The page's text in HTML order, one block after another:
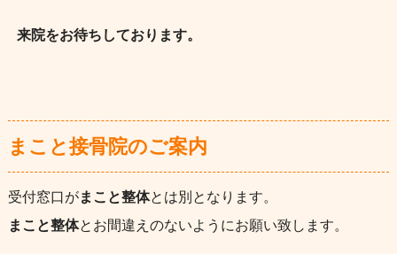
来院をお待ちしております。
まこと接骨院のご案内
受付窓口がまこと整体とは別となります。
まこと整体とお間違えのないようにお願い致します。